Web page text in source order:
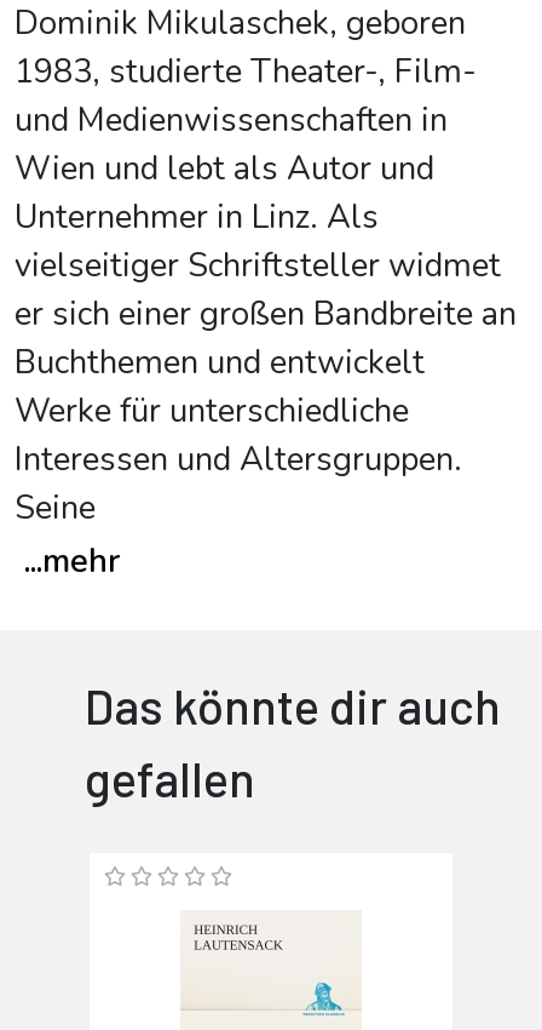
Dominik Mikulaschek, geboren
1983, studierte Theater-, Film-
und Medienwissenschaften in
Wien und lebt als Autor und
Unternehmer in Linz. Als
vielseitiger Schriftsteller widmet
er sich einer großen Bandbreite an
Buchthemen und entwickelt
Werke für unterschiedliche
Interessen und Altersgruppen.
Seine
...mehr
Das könnte dir auch
gefallen